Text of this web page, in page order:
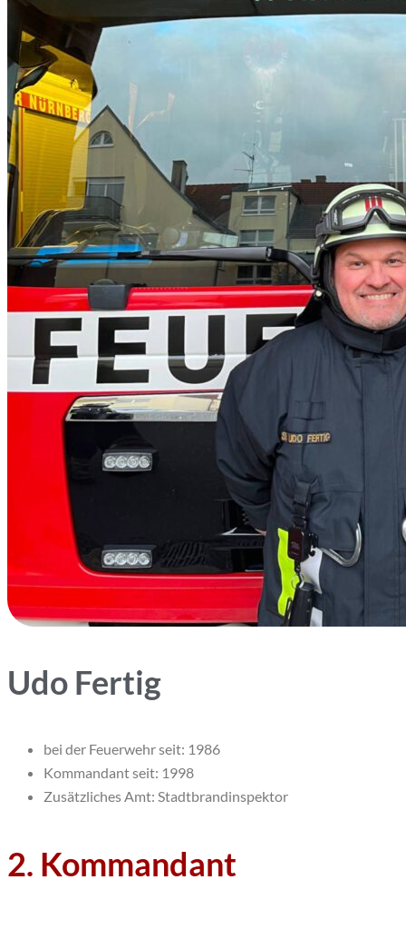
Udo Fertig
bei der Feuerwehr seit: 1986
Kommandant seit: 1998
Zusätzliches Amt: Stadtbrandinspektor
2. Kommandant